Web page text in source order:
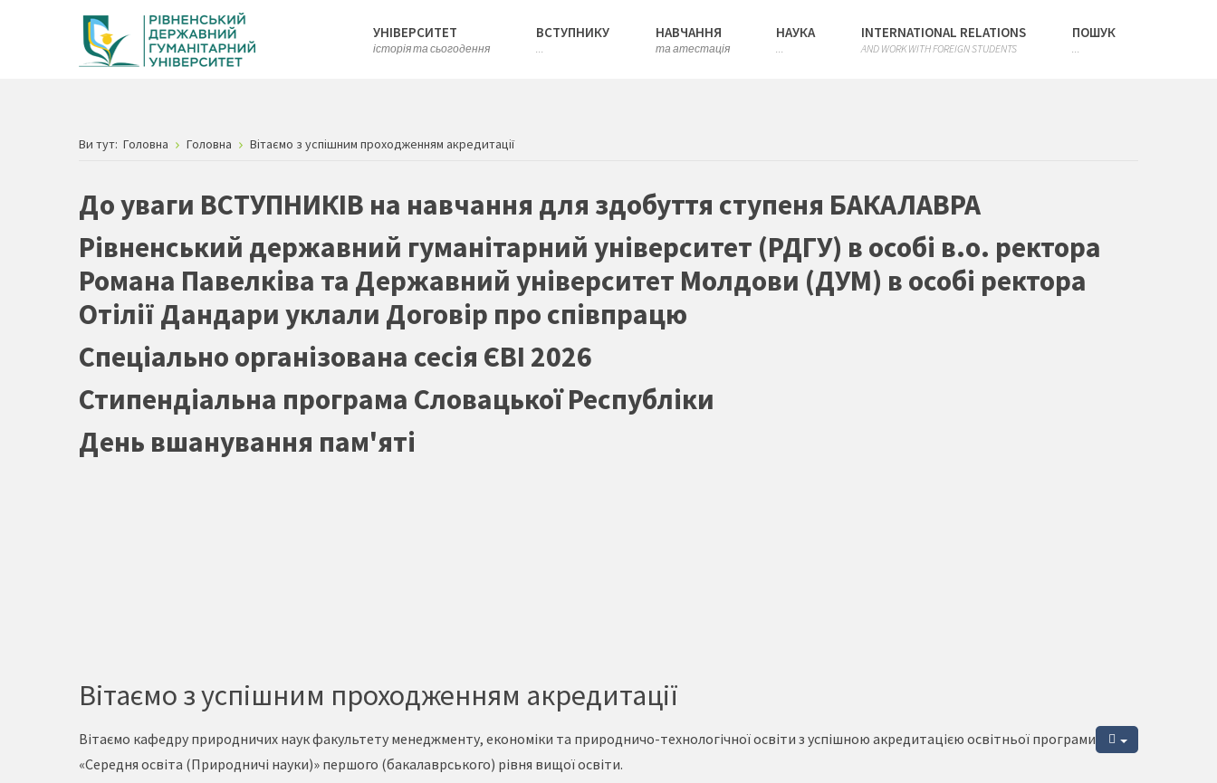
УНІВЕРСИТЕТ
історія та сьогодення
ВСТУПНИКУ НАВЧАННЯ
та атестація
НАУКА INTERNATIONAL RELATIONS
AND WORK WITH FOREIGN STUDENTS
ПОШУК
Ви тут: Головна Головна Вітаємо з успішним проходженням акредитації
До уваги ВСТУПНИКІВ на навчання для здобуття ступеня БАКАЛАВРА
Рівненський державний гуманітарний університет (РДГУ) в особі в.о. ректора
Романа Павелківа та Державний університет Молдови (ДУМ) в особі ректора
Отілії Дандари уклали Договір про співпрацю
Спеціально організована сесія ЄВІ 2026
Стипендіальна програма Словацької Республіки
День вшанування пам'яті
Вітаємо з успішним проходженням акредитації
Вітаємо кафедру природничих наук факультету менеджменту, економіки та природничо-технологічної освіти з успішною акредитацією освітньої програми
«Середня освіта (Природничі науки)» першого (бакалаврського) рівня вищої освіти.